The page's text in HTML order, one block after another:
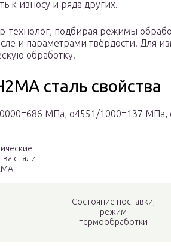
к износу и ряда других.
технолог, подбирая режимы
и параметрами твёрдости. Для
обработку.
сталь свойства
МПа, σ4551/1000=137
стали
Состояние поставки,
режим
термообработки